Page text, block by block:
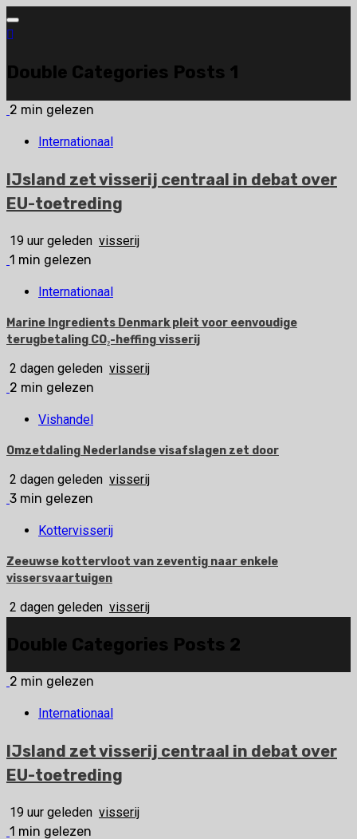
Ga
naar
inhoud
Double Categories Posts 1
2 min gelezen
Internationaal
IJsland zet visserij centraal in debat over
EU-toetreding
19 uur geleden visserij
1 min gelezen
Internationaal
Marine Ingredients Denmark pleit voor eenvoudige
terugbetaling CO₂-heffing visserij
2 dagen geleden visserij
2 min gelezen
Vishandel
Omzetdaling Nederlandse visafslagen zet door
2 dagen geleden visserij
3 min gelezen
Kottervisserij
Zeeuwse kottervloot van zeventig naar enkele
vissersvaartuigen
2 dagen geleden visserij
Double Categories Posts 2
2 min gelezen
Internationaal
IJsland zet visserij centraal in debat over
EU-toetreding
19 uur geleden visserij
1 min gelezen